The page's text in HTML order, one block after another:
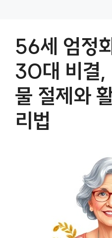
56세 엄정
30대 비결,
물 절제와
리법